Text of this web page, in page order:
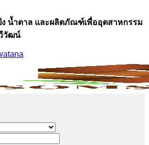
น้ำตาล และผลิตภัณฑ์เพื่ออุตสาหกรรม
วัฒน์